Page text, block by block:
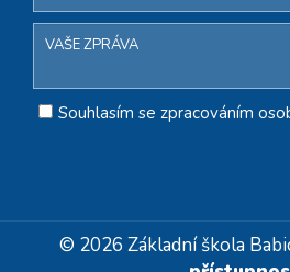
Souhlasím se zpracováním
© 2026 Základní škola